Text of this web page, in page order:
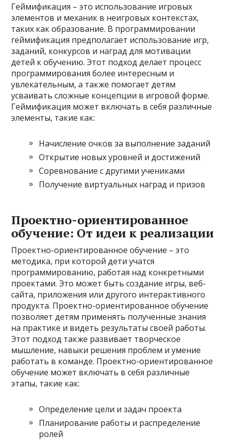
Геймификация – это использование игровых
элементов и механик в неигровых контекстах,
таких как образование. В программировании
геймификация предполагает использование игр,
заданий, конкурсов и наград для мотивации
детей к обучению. Этот подход делает процесс
программирования более интересным и
увлекательным, а также помогает детям
усваивать сложные концепции в игровой форме.
Геймификация может включать в себя различные
элементы, такие как:
Начисление очков за выполнение заданий
Открытие новых уровней и достижений
Соревнование с другими учениками
Получение виртуальных наград и призов
Проектно-ориентированное
обучение: От идеи к реализации
Проектно-ориентированное обучение – это
методика, при которой дети учатся
программированию, работая над конкретными
проектами. Это может быть создание игры, веб-
сайта, приложения или другого интерактивного
продукта. Проектно-ориентированное обучение
позволяет детям применять полученные знания
на практике и видеть результаты своей работы.
Этот подход также развивает творческое
мышление, навыки решения проблем и умение
работать в команде. Проектно-ориентированное
обучение может включать в себя различные
этапы, такие как:
Определение цели и задач проекта
Планирование работы и распределение
ролей